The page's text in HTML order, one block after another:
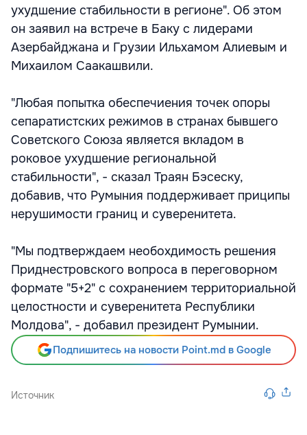
ухудшение стабильности в регионе". Об этом
он заявил на встрече в Баку с лидерами
Азербайджана и Грузии Ильхамом Алиевым и
Михаилом Саакашвили.
"Любая попытка обеспечиения точек опоры
сепаратистских режимов в странах бывшего
Советского Союза является вкладом в
роковое ухудшение региональной
стабильности", - сказал Траян Бэсеску,
добавив, что Румыния поддерживает приципы
нерушимости границ и суверенитета.
"Мы подтверждаем необохдимость решения
Приднестровского вопроса в переговорном
формате "5+2" с сохранением территориальной
целостности и суверенитета Республики
Молдова", - добавил президент Румынии.
Подпишитесь на новости Point.md в Google
Источник